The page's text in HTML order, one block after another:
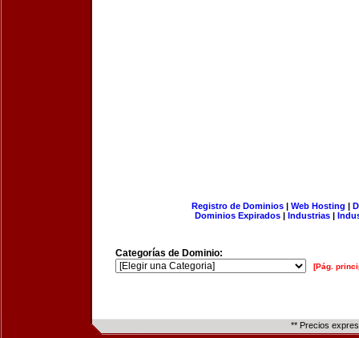
Registro de Dominios| Web Hosting |
Dominios Expirados | Industrias |
Categorías de Dominio:
[Pág.
** Precios